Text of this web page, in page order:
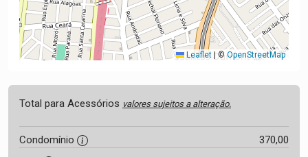
Leaflet | © OpenStreetMap
Total para Acessórios valores sujeitos a alteração.
Condomínio
370,00